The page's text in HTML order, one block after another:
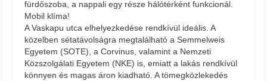
fürdőszoba, a nappali egy része hálótérként funkcionál.
Mobil klíma!
A Vaskapu utca elhelyezkedése rendkívül ideális. A
közelben sétatávolságra megtalálható a Semmelweis
Egyetem (SOTE), a Corvinus, valamint a Nemzeti
Közszolgálati Egyetem (NKE) is, emiatt a lakás rendkívül
könnyen és magas áron kiadható. A tömegközlekedés